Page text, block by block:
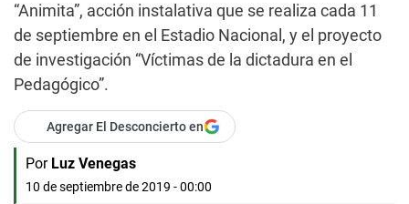
“Animita”, acción instalativa que se realiza cada 11
de septiembre en el Estadio Nacional, y el proyecto
de investigación “Víctimas de la dictadura en el
Pedagógico”.
Agregar El Desconcierto en
Por Luz Venegas
10 de septiembre de 2019 - 00:00